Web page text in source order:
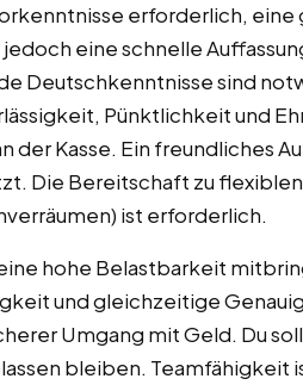
erforderlich, eine
eine schnelle
Deutschkenntnisse sind
Pünktlichkeit und
der Kasse. Ein freundliches
Die Bereitschaft zu
ist erforderlich.
hohe Belastbarkeit
und gleichzeitige
Umgang mit Geld. Du
bleiben. Teamfähigkeit